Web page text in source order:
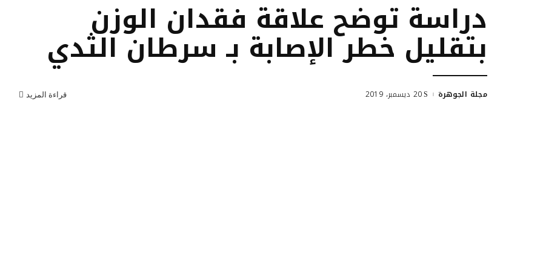
دراسة توضح علاقة فقدان الوزن
بتقليل خطر الإصابة بـ سرطان الثدي
Posted
مجلة الجوهرة 20 ديسمبر، 2019 قراءة المزيد